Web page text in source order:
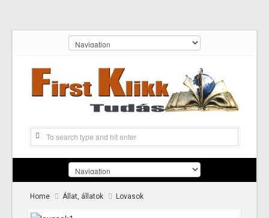
Home Állat, állatok Lovasok